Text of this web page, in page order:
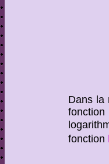
Dans la
fonction